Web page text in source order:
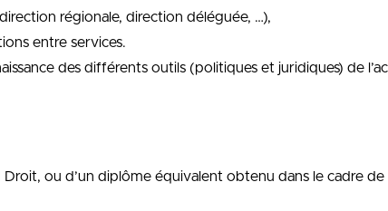
régionale, direction déléguée, …),
entre services.
des différents outils (politiques et juridiques) de
Droit, ou d’un diplôme équivalent obtenu dans le cadre